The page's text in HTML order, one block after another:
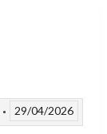
29/04/2026